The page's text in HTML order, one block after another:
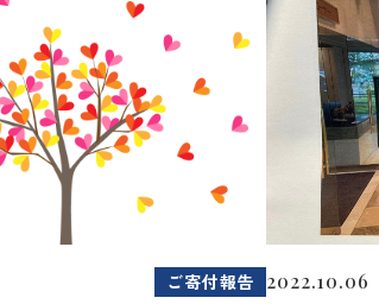
ご寄付報告 2022.10.06